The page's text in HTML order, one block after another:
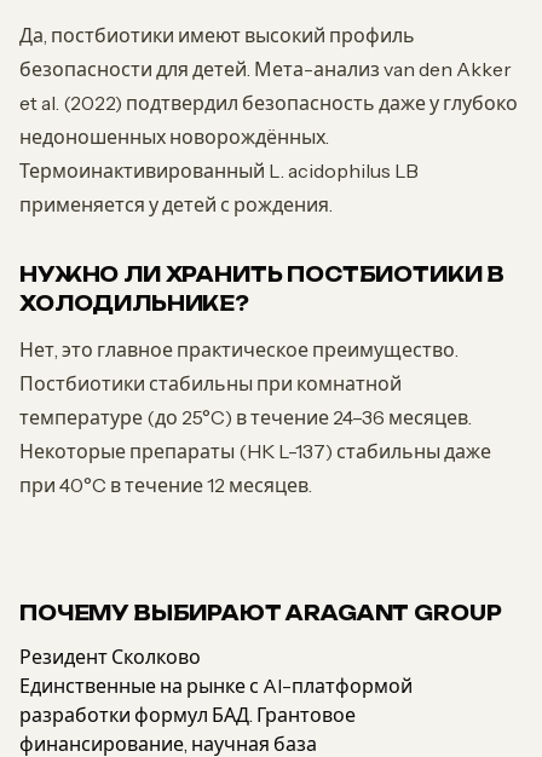
Да, постбиотики имеют высокий профиль
безопасности для детей. Мета-анализ van den Akker
et al. (2022) подтвердил безопасность даже у глубоко
недоношенных новорождённых.
Термоинактивированный L. acidophilus LB
применяется у детей с рождения.
НУЖНО ЛИ ХРАНИТЬ ПОСТБИОТИКИ В
ХОЛОДИЛЬНИКЕ?
Нет, это главное практическое преимущество.
Постбиотики стабильны при комнатной
температуре (до 25°C) в течение 24–36 месяцев.
Некоторые препараты (HK L-137) стабильны даже
при 40°C в течение 12 месяцев.
ПОЧЕМУ ВЫБИРАЮТ ARAGANT GROUP
Резидент Сколково
Единственные на рынке с AI-платформой
разработки формул БАД. Грантовое
финансирование, научная база